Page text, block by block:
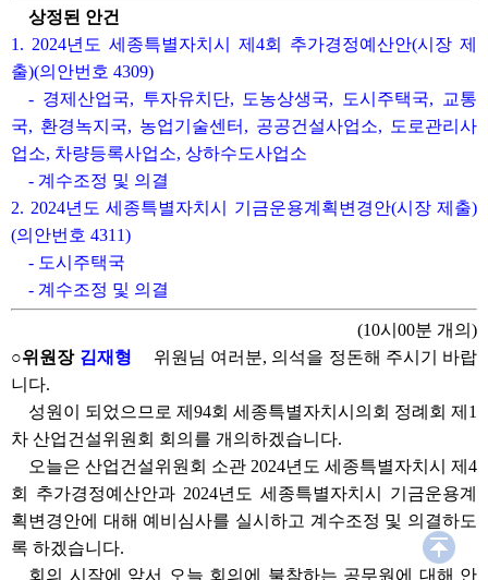
상정된 안건
1. 2024년도 세종특별자치시 제4회 추가경정예산안(시장 제
출)(의안번호 4309)
- 경제산업국, 투자유치단, 도농상생국, 도시주택국, 교통
국, 환경녹지국, 농업기술센터, 공공건설사업소, 도로관리사
업소, 차량등록사업소, 상하수도사업소
- 계수조정 및 의결
2. 2024년도 세종특별자치시 기금운용계획변경안(시장 제출)
(의안번호 4311)
- 도시주택국
- 계수조정 및 의결
(10시00분 개의)
○위원장 김재형
위원님 여러분, 의석을 정돈해 주시기 바랍
니다.
성원이 되었으므로 제94회 세종특별자치시의회 정례회 제1
차 산업건설위원회 회의를 개의하겠습니다.
오늘은 산업건설위원회 소관 2024년도 세종특별자치시 제4
회 추가경정예산안과 2024년도 세종특별자치시 기금운용계
획변경안에 대해 예비심사를 실시하고 계수조정 및 의결하도
록 하겠습니다.
회의 시작에 앞서 오늘 회의에 불참하는 공무원에 대해 안